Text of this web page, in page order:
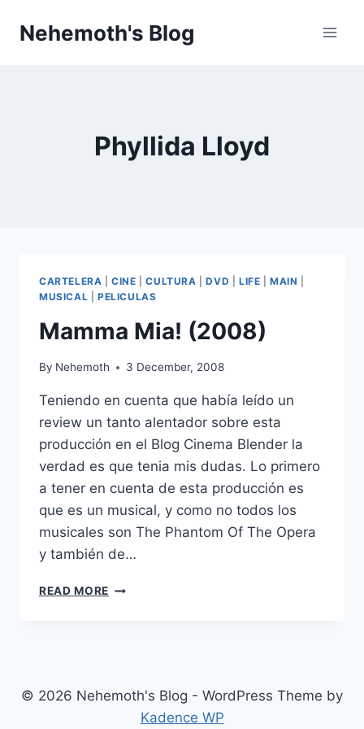
Nehemoth's Blog
Phyllida Lloyd
CARTELERA |CINE |CULTURA |DVD LIFE |MAIN
MUSICAL
PELICULAS
Mamma Mia! (2008)
By Nehemoth 3 December, 2008
Teniendo en cuenta que había leído un
review un tanto alentador sobre esta
producción en el Blog Cinema Blender la
verdad es que tenia mis dudas. Lo primero
a tener en cuenta de esta producción es
que es un musical, y como no todos los
musicales son The Phantom Of The Opera
y también de…
READ MORE MAMMA
© 2026 Nehemoth's Blog - WordPress Theme by
Kadence WP